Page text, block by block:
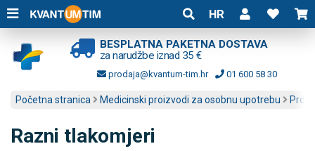
HR
BESPLATNA PAKETNA DOSTAVA
za narudžbe iznad 35 €
prodaja@kvantum-tim.hr 01 600 58 30
Početna stranica Medicinski proizvodi za osobnu upotrebu
Razni tlakomjeri